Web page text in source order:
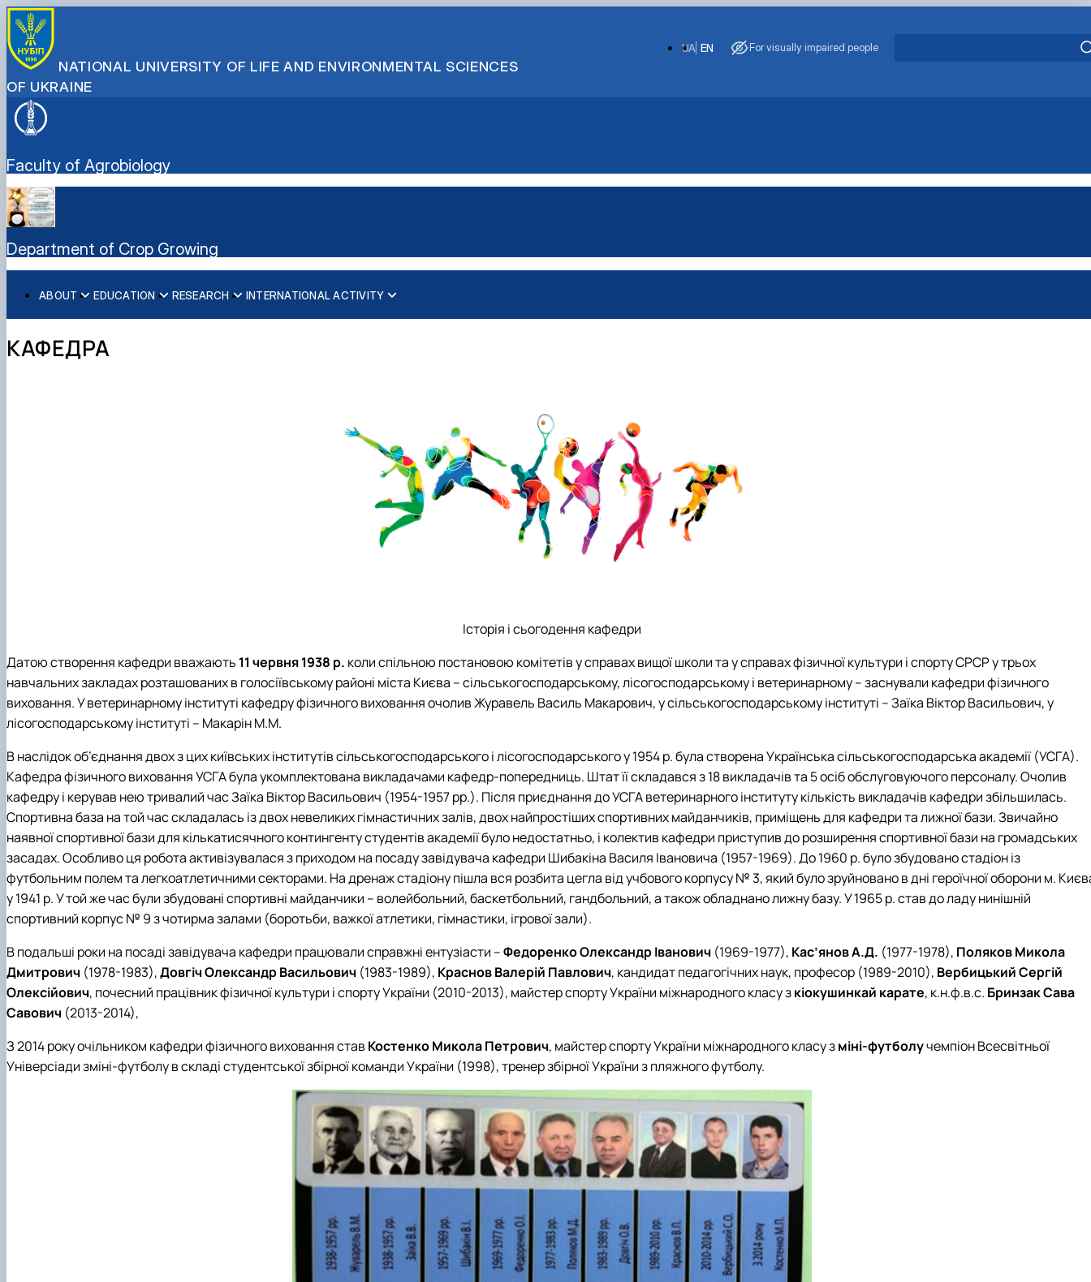
NATIONAL UNIVERSITY OF LIFE AND ENVIRONMENTAL SCIENCES
OF UKRAINE
EN
UA For visually impaired people
Faculty of Agrobiology
Department of Crop Growing
ABOUT
History (Mission & Vision)
Structure (Laboratories & facilities, Research centers/groups)
EDUCATION
Educational work
RESEARCH
Scientific work
INTERNATIONAL ACTIVITY
Partner Institutions
КАФЕДРА
Історія і сьогодення кафедри
Датою створення кафедри вважають 11 червня 1938 р. коли спільною постановою комітетів у справах вищої школи та у справах фізичної культури і спорту СРСР у трьох
навчальних закладах розташованих в голосіївському районі міста Києва – сільськогосподарському, лісогосподарському і ветеринарному – заснували кафедри фізичного
виховання. У ветеринарному інституті кафедру фізичного виховання очолив Журавель Василь Макарович, у сільськогосподарському інституті – Заїка Віктор Васильович, у
лісогосподарському інституті – Макарін М.М.
В наслідок об’єднання двох з цих київських інститутів сільськогосподарського і лісогосподарського у 1954 р. була створена Українська сільськогосподарська академії (УСГА).
Кафедра фізичного виховання УСГА була укомплектована викладачами кафедр-попередниць. Штат її складався з 18 викладачів та 5 осіб обслуговуючого персоналу. Очолив
кафедру і керував нею тривалий час Заїка Віктор Васильович (1954-1957 рр.). Після приєднання до УСГА ветеринарного інституту кількість викладачів кафедри збільшилась.
Спортивна база на той час складалась із двох невеликих гімнастичних залів, двох найпростіших спортивних майданчиків, приміщень для кафедри та лижної бази. Звичайно
наявної спортивної бази для кількатисячного контингенту студентів академії було недостатньо, і колектив кафедри приступив до розширення спортивної бази на громадських
засадах. Особливо ця робота активізувалася з приходом на посаду завідувача кафедри Шибакіна Василя Івановича (1957-1969). До 1960 р. було збудовано стадіон із
футбольним полем та легкоатлетичними секторами. На дренаж стадіону пішла вся розбита цегла від учбового корпусу № 3, який було зруйновано в дні героїчної оборони м.
у 1941 р. У той же час були збудовані спортивні майданчики – волейбольний, баскетбольний, гандбольний, а також обладнано лижну базу. У 1965 р. став до ладу нинішній
спортивний корпус № 9 з чотирма залами (боротьби, важкої атлетики, гімнастики, ігрової зали).
В подальші роки на посаді завідувача кафедри працювали справжні ентузіасти –Федоренко Олександр Іванович (1969-1977), Кас’янов А.Д. (1977-1978), Поляков Микола
Дмитрович (1978-1983),Довгіч Олександр Васильович (1983-1989), Краснов Валерій Павлович, кандидат педагогічних наук, професор (1989-2010), Вербицький Сергій
Олексійович, почесний працівник фізичної культури і спорту України (2010-2013), майстер спорту України міжнародного класу зкіокушинкай карате, к.н.ф.в.с. Бринзак Сава
Савович (2013-2014),
З 2014 року очільником кафедри фізичного виховання став Костенко Микола Петрович, майстер спорту України міжнародного класу зміні-футболучемпіон Всесвітньої
Універсіади зміні-футболу в складі студентської збірної команди України (1998), тренер збірної України з пляжного футболу.